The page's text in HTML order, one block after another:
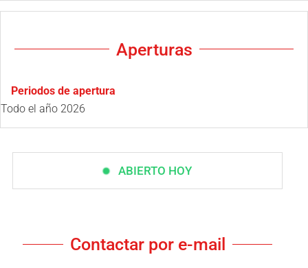
Aperturas
Periodos de apertura
Todo el año 2026
ABIERTO HOY
Contactar por e-mail